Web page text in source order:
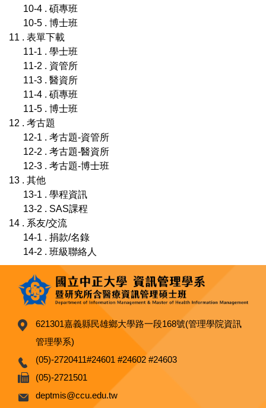
10-4 . 碩專班
10-5 . 博士班
11 . 表單下載
11-1 . 學士班
11-2 . 資管所
11-3 . 醫資所
11-4 . 碩專班
11-5 . 博士班
12 . 考古題
12-1 . 考古題-資管所
12-2 . 考古題-醫資所
12-3 . 考古題-博士班
13 . 其他
13-1 . 學程資訊
13-2 . SAS課程
14 . 系友/交流
14-1 . 捐款/名錄
14-2 . 班級聯絡人
621301嘉義縣民雄鄉大學路一段168號(管理學院資訊
管理學系)
(05)-2720411#24601 #24602 #24603
(05)-2721501
deptmis@ccu.edu.tw